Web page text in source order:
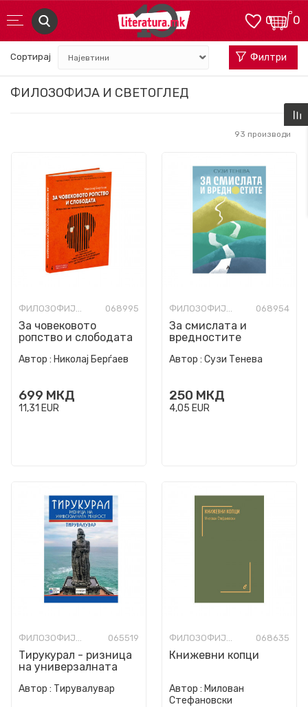
0
0
ФИЛОЗОФИЈА И СВЕТОГЛЕД
Сортирај Филтри
93 производи
ФИЛОЗОФИЈА И СВЕТОГЛЕД 068995
За човековото
ропство и слободата
Автор : Николај Берѓаев
699 МКД
11,31 EUR
ФИЛОЗОФИЈА И СВЕТОГЛЕД 068954
За смислата и
вредностите
Автор : Сузи Тенева
250 МКД
4,05 EUR
ФИЛОЗОФИЈА И СВЕТОГЛЕД 065519
Тирукурал - ризница
на универзалната
Автор : Тирувалувар
ФИЛОЗОФИЈА И СВЕТОГЛЕД 068635
Книжевни копци
Автор : Милован
Стефановски